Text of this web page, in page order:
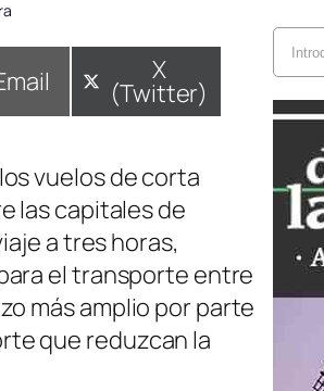
Compartir
en
X
(Twitter)
vuelos de corta
las capitales de
a tres horas,
el transporte entre
más amplio por parte
que reduzcan la